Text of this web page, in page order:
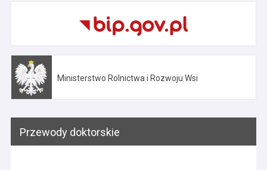
Ministerstwo Rolnictwa i Rozwoju Wsi
Przewody doktorskie